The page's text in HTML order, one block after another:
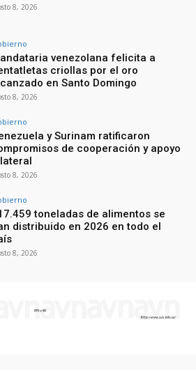
8, 2026
venezolana felicita a
criollas por el oro
en Santo Domingo
8, 2026
y Surinam ratificaron
de cooperación y apoyo
8, 2026
toneladas de alimentos se
distribuido en 2026 en todo el
8, 2026